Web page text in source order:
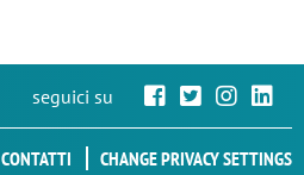
seguici su
CONTATTI CHANGE PRIVACY SETTINGS